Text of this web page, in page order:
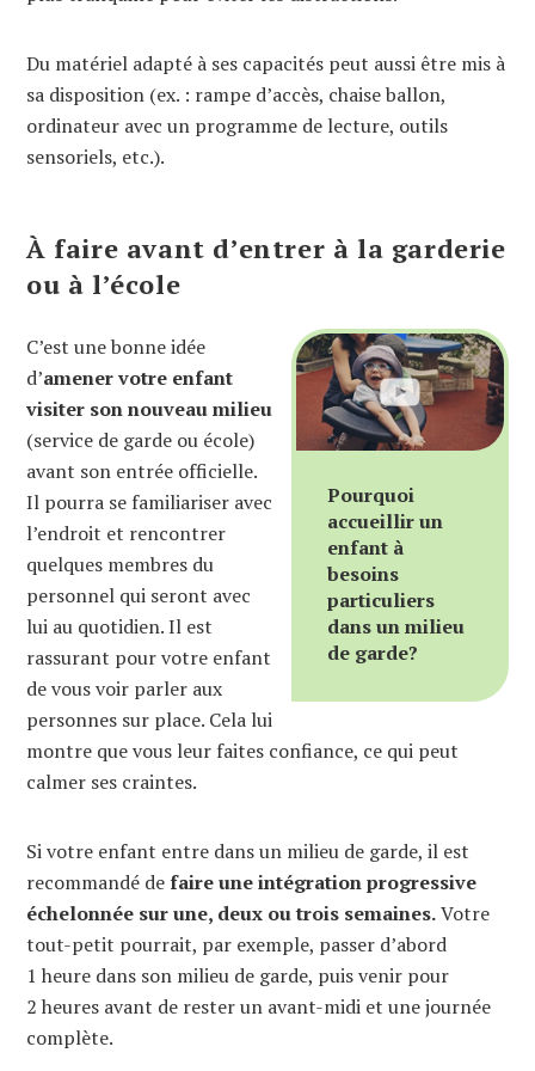
Du matériel adapté à ses capacités peut aussi être mis à
sa disposition (ex. : rampe d’accès, chaise ballon,
ordinateur avec un programme de lecture, outils
sensoriels, etc.).
À faire avant d’entrer à la garderie
ou à l’école
Pourquoi
accueillir un
enfant à
besoins
particuliers
dans un milieu
de garde?
C’est une bonne idée
d’amener votre enfant
visiter son nouveau milieu
(service de garde ou école)
avant son entrée officielle.
Il pourra se familiariser avec
l’endroit et rencontrer
quelques membres du
personnel qui seront avec
lui au quotidien. Il est
rassurant pour votre enfant
de vous voir parler aux
personnes sur place. Cela lui
montre que vous leur faites confiance, ce qui peut
calmer ses craintes.
Si votre enfant entre dans un milieu de garde, il est
recommandé defaire une intégration progressive
échelonnée sur une, deux ou trois semaines.Votre
tout-petit pourrait, par exemple, passer d’abord
1 heure dans son milieu de garde, puis venir pour
2 heures avant de rester un avant-midi et une journée
complète.